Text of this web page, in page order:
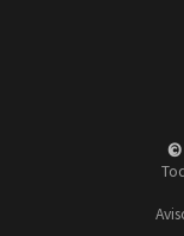
empiezo de
y 3 ,2 ,1 no es
me levanto
©